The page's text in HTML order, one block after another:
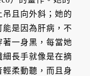
且向外斜；她的
是因為肝病，不
一身黑，每當她
長手就像是在摘
柔動聽，而且身